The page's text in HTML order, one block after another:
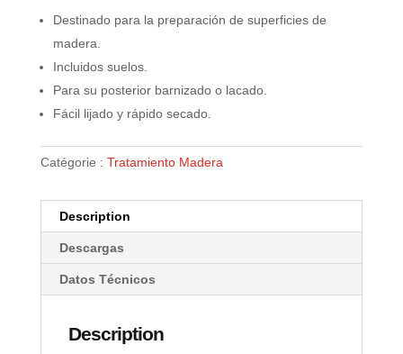
Destinado para la preparación de superficies de
madera.
Incluidos suelos.
Para su posterior barnizado o lacado.
Fácil lijado y rápido secado.
Catégorie : Tratamiento Madera
Description
Descargas
Datos Técnicos
Description